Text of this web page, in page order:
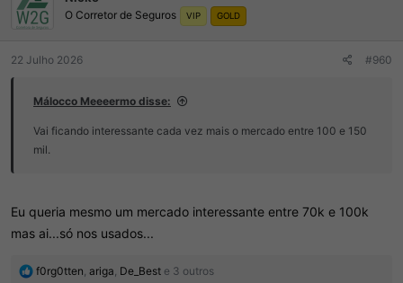
e
s
O Corretor de Seguros VIP GOLD
22 Julho 2026 #960
Málocco Meeeermo disse:
Vai ficando interessante cada vez mais o mercado entre 100 e 150
mil.
Eu queria mesmo um mercado interessante entre 70k e 100k
mas ai...só nos usados...
R
f0rg0tten ariga De_Best e 3 outros